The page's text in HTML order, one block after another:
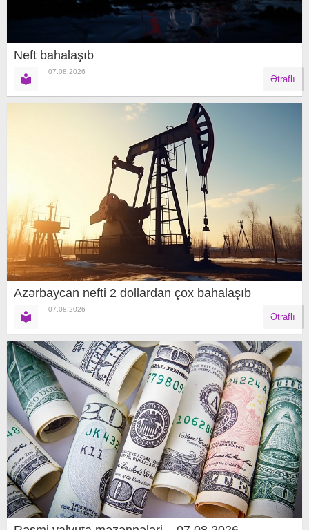
Neft bahalaşıb
07.08.2026
Ətraflı
Azərbaycan nefti 2 dollardan çox bahalaşıb
07.08.2026
Ətraflı